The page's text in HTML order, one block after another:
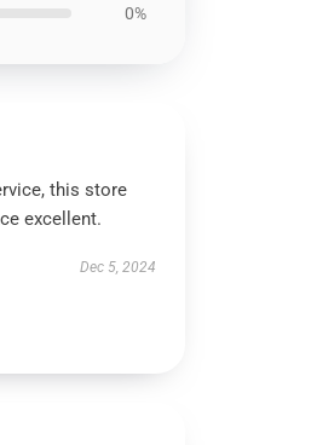
0%
this store
excellent.
Dec 5, 2024